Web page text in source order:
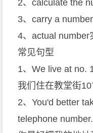
2、calculate the
3、carry a
4、actual number
常见句型
1、We live at no.
我们住在教堂街
2、You'd better
telephone number.